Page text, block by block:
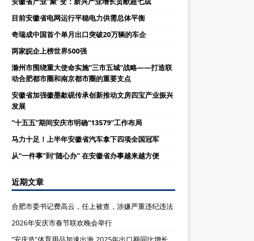
目前安徽省电网运行平稳电力供需总体平衡
奇瑞成中国首个单月出口突破20万辆的车企
两家皖企上榜世界500强
滁州市围绕重大使命实施“三市五城”战略——打造联
动合肥都市圈和南京都市圈的重要支点
安徽省加强徽墨歙砚传承创新推动文房四宝产业振兴
发展
“十五五”期间安庆市明确“13579”工作布局
马力十足！上半年安徽省汽车拿下四项全国冠军
从“一件事”到“随心办” 在安徽省办事越来越方便
近期文章
合肥市委书记费高云，任上被查，涉嫌严重违纪违法
2026年安庆市春节联欢晚会举行